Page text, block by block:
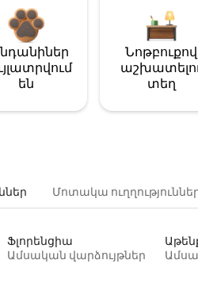
են
Նոթբուքով
տեղ
Մոտակա
Ֆլորենցիա
Ամսական վարձույթներ